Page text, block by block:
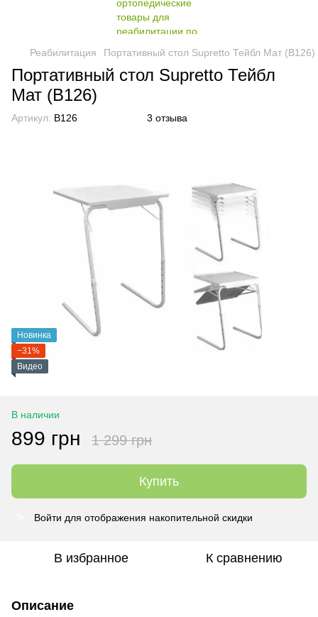
Реабилитация Портативный стол Supretto Тейбл Мат (B126)
Портативный стол Supretto Тейбл
Мат (B126)
Артикул: B126 3 отзыва
Новинка
−31%
Видео
В наличии
899 грн 1 299 грн
Купить
Войти для отображения накопительной скидки
В избранное К сравнению
Описание